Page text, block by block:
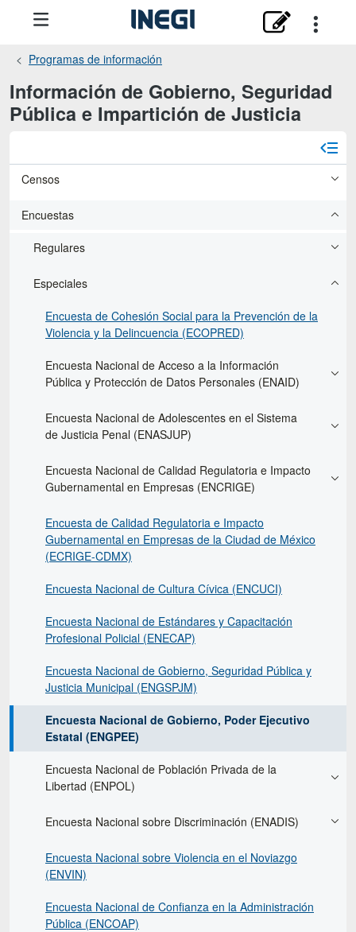
Programas de información
Información de Gobierno, Seguridad
Pública e Impartición de Justicia
Censos
Encuestas
Regulares
Especiales
Encuesta de Cohesión Social para la Prevención de la
Violencia y la Delincuencia (ECOPRED)
Encuesta Nacional de Acceso a la Información
Pública y Protección de Datos Personales (ENAID)
Encuesta Nacional de Adolescentes en el Sistema
de Justicia Penal (ENASJUP)
Encuesta Nacional de Calidad Regulatoria e Impacto
Gubernamental en Empresas (ENCRIGE)
Encuesta de Calidad Regulatoria e Impacto
Gubernamental en Empresas de la Ciudad de México
(ECRIGE-CDMX)
Encuesta Nacional de Cultura Cívica (ENCUCI)
Encuesta Nacional de Estándares y Capacitación
Profesional Policial (ENECAP)
Encuesta Nacional de Gobierno, Seguridad Pública y
Justicia Municipal (ENGSPJM)
Encuesta Nacional de Gobierno, Poder Ejecutivo
Estatal (ENGPEE)
Encuesta Nacional de Población Privada de la
Libertad (ENPOL)
Encuesta Nacional sobre Discriminación (ENADIS)
Encuesta Nacional sobre Violencia en el Noviazgo
(ENVIN)
Encuesta Nacional de Confianza en la Administración
Pública (ENCOAP)